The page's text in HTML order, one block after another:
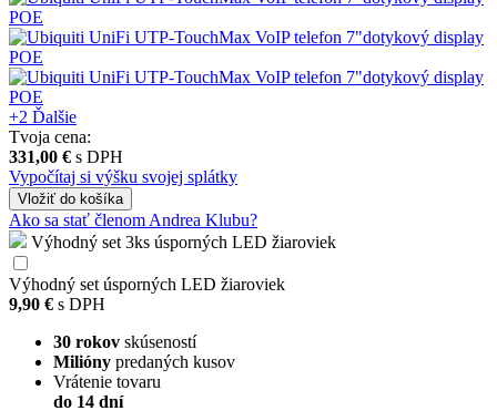
+2 Ďalšie
Tvoja cena:
331,00 € s DPH
Vypočítaj si výšku svojej splátky
Vložiť do košíka
Ako sa stať členom Andrea Klubu?
Výhodný set 3ks úsporných LED žiaroviek
Výhodný set úsporných LED žiaroviek
9,90 € s DPH
30 rokov skúseností
Milióny predaných kusov
Vrátenie tovaru
do 14 dní